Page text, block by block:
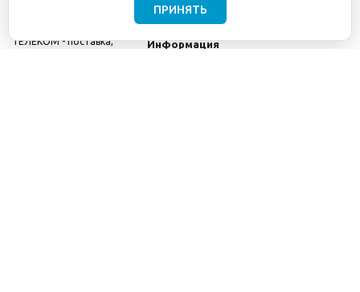
ТЕЛЕКОМ - поставка,
Информация
ПРИНЯТЬ